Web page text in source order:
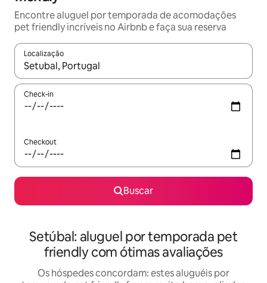
Encontre aluguel por temporada de acomodações
pet friendly incríveis no Airbnb e faça sua reserva
Localização
Quando os resultados estiverem disponíveis, explore-os
Check-in
Checkout
Buscar
Setúbal: aluguel por temporada pet
friendly com ótimas avaliações
Os hóspedes concordam: estes aluguéis por